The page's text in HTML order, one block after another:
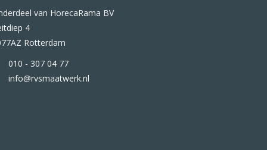
van HorecaRama BV
4
Rotterdam
010 - 307 04 77
info@rvsmaatwerk.nl